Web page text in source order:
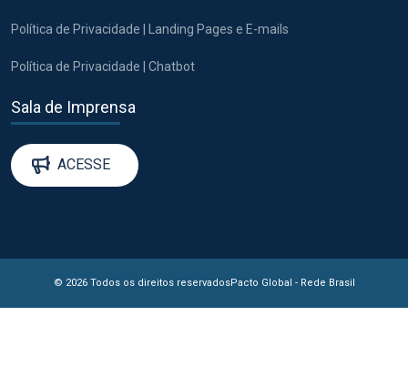
Política de Privacidade | Landing Pages e E-mails
Política de Privacidade | Chatbot
Sala de Imprensa
ACESSE
© 2026 Todos os direitos reservadosPacto Global - Rede Brasil